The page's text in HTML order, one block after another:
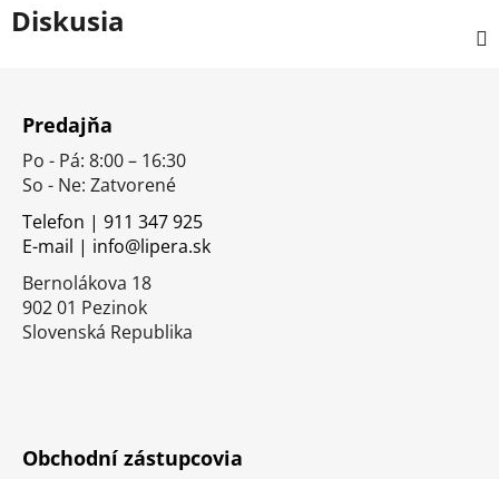
Diskusia
Predajňa
Po - Pá: 8:00 – 16:30
So - Ne: Zatvorené
Telefon | 911 347 925
E-mail | info@lipera.sk
Bernolákova 18
902 01 Pezinok
Slovenská Republika
Obchodní zástupcovia